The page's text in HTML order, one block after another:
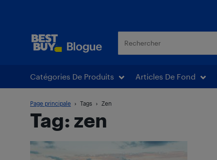
Catégories De Produits Articles De Fond
Page principale Tags Zen
Tag: zen